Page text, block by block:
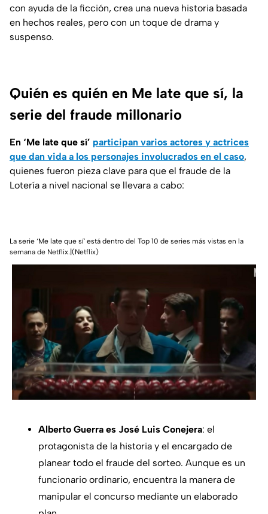
con ayuda de la ficción, crea una nueva historia basada
en hechos reales, pero con un toque de drama y
suspenso.
Quién es quién en Me late que sí, la
serie del fraude millonario
En ‘Me late que sí’ participan varios actores y actrices
que dan vida a los personajes involucrados en el caso,
quienes fueron pieza clave para que el fraude de la
Lotería a nivel nacional se llevara a cabo:
La serie ‘Me late que sí' está dentro del Top 10 de series más vistas en la
semana de Netflix.|(Netflix)
Alberto Guerra es José Luis Conejera: el
protagonista de la historia y el encargado de
planear todo el fraude del sorteo. Aunque es un
funcionario ordinario, encuentra la manera de
manipular el concurso mediante un elaborado